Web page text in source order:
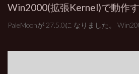
Win2000(拡張Kernel)で動作
PaleMoonが 27.5.0に なりました。